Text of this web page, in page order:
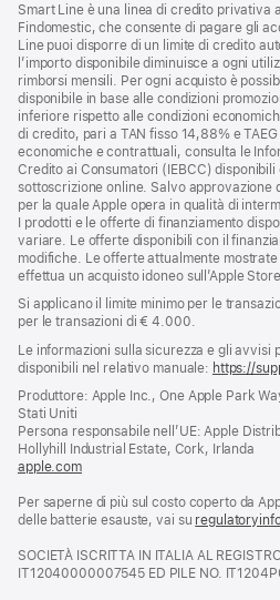
Smart Line è una linea di credito privativa
Findomestic, che consente di pagare gli
Line puoi disporre di un limite di credito
l’importo disponibile diminuisce a ogni
rimborsi mensili. Per ogni acquisto è
disponibile in base alle condizioni
inferiore rispetto alle condizioni
di credito, pari a TAN fisso 14,88% e
economiche e contrattuali, consulta le
Credito ai Consumatori (IEBCC)
sottoscrizione online. Salvo approvazione
per la quale Apple opera in qualità di
I prodotti e le offerte di finanziamento
variare. Le offerte disponibili con il
modifiche. Le offerte attualmente
effettua un acquisto idoneo sull’Apple
Si applicano il limite minimo per le
per le transazioni di € 4.000.
Le informazioni sulla sicurezza e gli avvisi
disponibili nel relativo manuale: https://
Produttore: Apple Inc., One Apple Park
Stati Uniti
Persona responsabile nell’UE: Apple
Hollyhill Industrial Estate, Cork, Irlanda
apple.com(si
una
nuova
Per saperne di più sul costo coperto da
delle batterie esauste, vai su
SOCIETÀ ISCRITTA IN ITALIA AL
IT12040000007545 ED PILE NO.